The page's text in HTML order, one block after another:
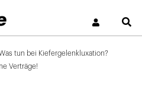
tun bei Kiefergelenkluxation?
Verträge!